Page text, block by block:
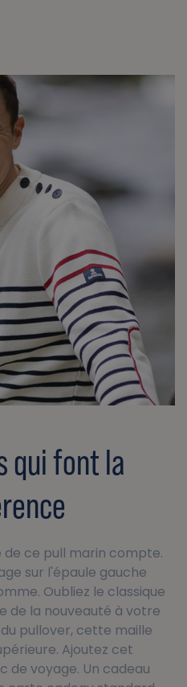
qui font la
ce pull marin compte.
sur l'épaule gauche
Oubliez le classique
de la nouveauté à votre
pullover, cette maille
Ajoutez cet
de voyage. Un cadeau